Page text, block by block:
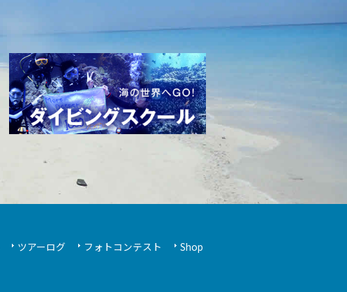
ツアーログ フォトコンテスト
Shop